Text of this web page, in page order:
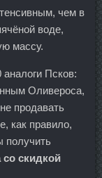
чем в
воде,
массу.
Псков:
Оливероса,
продавать
как правило,
получить
со скидкой